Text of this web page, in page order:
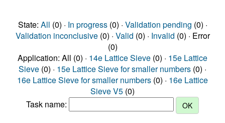
State: All (0) · In progress(0) · Validation pending (0) ·
Validation inconclusive(0) · Valid (0) · Invalid (0) · Error
(0)
Application: All (0) · 14e Lattice Sieve (0) · 15e Lattice
Sieve (0) · 15e Lattice Sieve for smaller numbers (0) ·
16e Lattice Sieve for smaller numbers (0) · 16e Lattice
Sieve V5 (0)
Task name: